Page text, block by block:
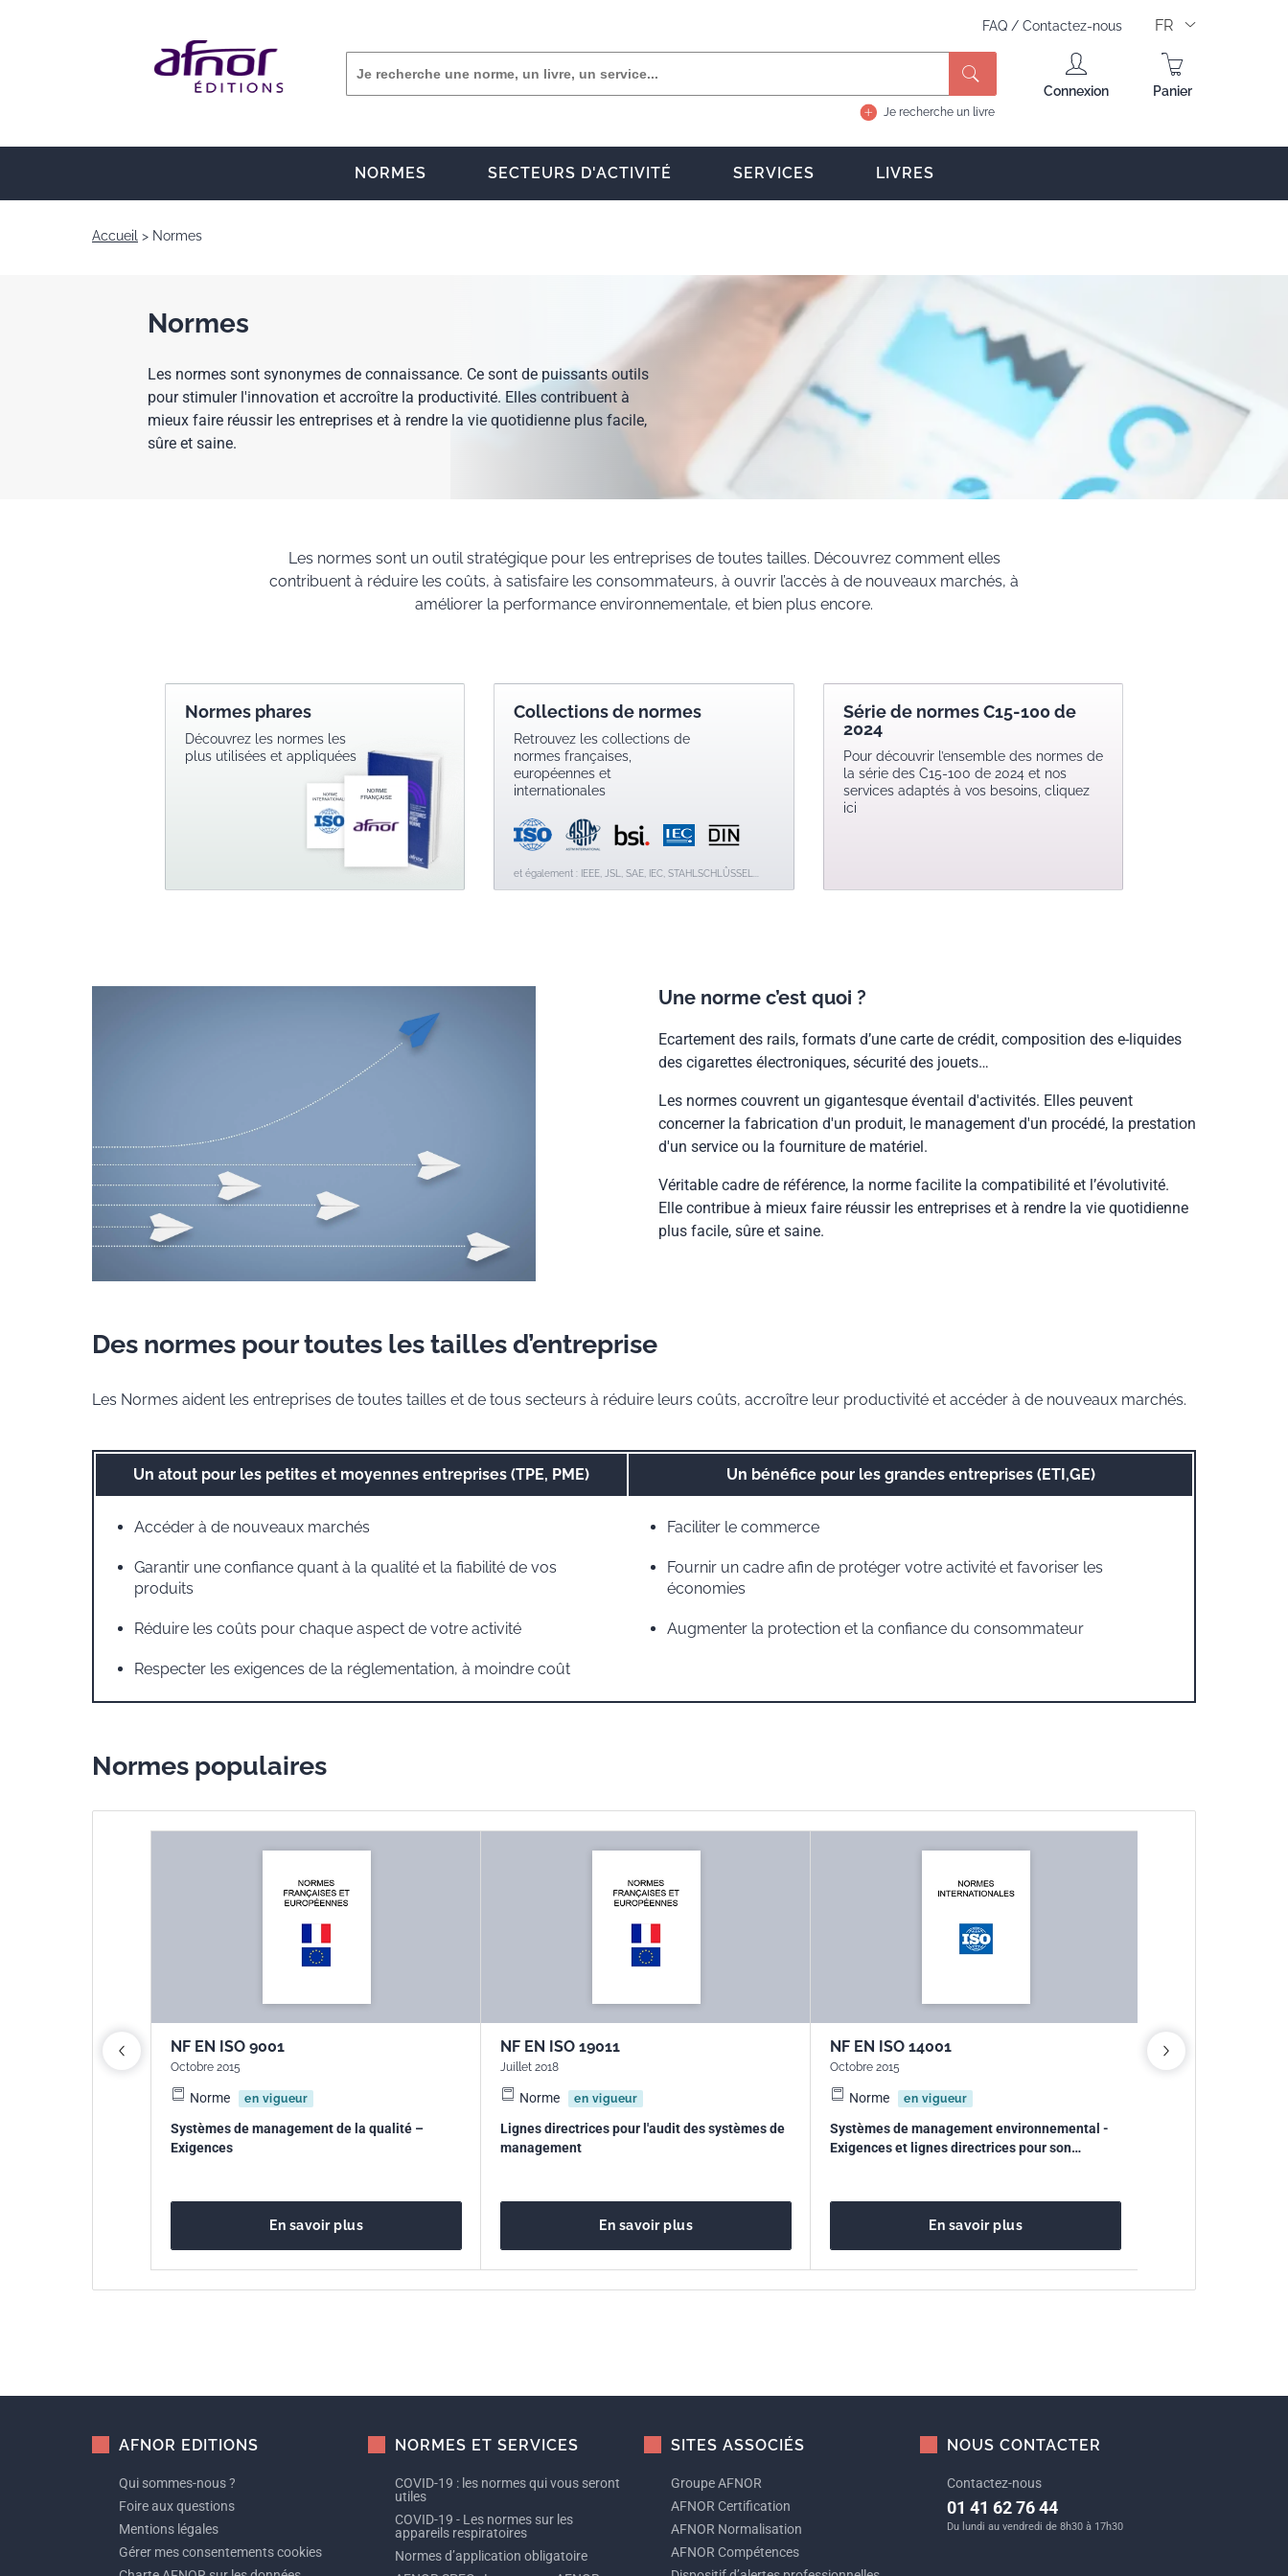
FAQ / Contactez-nous FR
Je recherche un livre
Connexion Panier
NORMES SECTEURS D'ACTIVITÉ SERVICES LIVRES
Accueil Normes
Normes
Les normes sont synonymes de connaissance. Ce sont de puissants outils
pour stimuler l'innovation et accroître la productivité. Elles contribuent à
mieux faire réussir les entreprises et à rendre la vie quotidienne plus facile,
sûre et saine.
Les normes sont un outil stratégique pour les entreprises de toutes tailles. Découvrez comment elles
contribuent à réduire les coûts, à satisfaire les consommateurs, à ouvrir l’accès à de nouveaux marchés, à
améliorer la performance environnementale, et bien plus encore.
Normes phares
Découvrez les normes les
plus utilisées et appliquées
Collections de normes
Retrouvez les collections de
normes françaises,
européennes et
internationales
et également : IEEE, JSL, SAE, IEC, STAHLSCHLÛSSEL...
Série de normes C15-100 de
2024
Pour découvrir l’ensemble des normes de
la série des C15-100 de 2024 et nos
services adaptés à vos besoins, cliquez
ici
Une norme c’est quoi ?
Ecartement des rails, formats d’une carte de crédit, composition des e-liquides
des cigarettes électroniques, sécurité des jouets…
Les normes couvrent un gigantesque éventail d'activités. Elles peuvent
concerner la fabrication d'un produit, le management d'un procédé, la prestation
d'un service ou la fourniture de matériel.
Véritable cadre de référence, la norme facilite la compatibilité et l’évolutivité.
Elle contribue à mieux faire réussir les entreprises et à rendre la vie quotidienne
plus facile, sûre et saine.
Des normes pour toutes les tailles d’entreprise
Les Normes aident les entreprises de toutes tailles et de tous secteurs à réduire leurs coûts, accroître leur productivité et accéder à de nouveaux marchés.
Un atout pour les petites et moyennes entreprises (TPE, PME) Un bénéfice pour les grandes entreprises (ETI,GE)
Accéder à de nouveaux marchés
Garantir une confiance quant à la qualité et la fiabilité de vos
produits
Réduire les coûts pour chaque aspect de votre activité
Respecter les exigences de la réglementation, à moindre coût
Faciliter le commerce
Fournir un cadre afin de protéger votre activité et favoriser les
économies
Augmenter la protection et la confiance du consommateur
Normes populaires
NF EN ISO 9001
Octobre 2015
Norme en vigueur
Systèmes de management de la qualité –
Exigences
En savoir plus
NF EN ISO 19011
Juillet 2018
Norme en vigueur
Lignes directrices pour l'audit des systèmes de
management
En savoir plus
NF EN ISO 14001
Octobre 2015
Norme en vigueur
Systèmes de management environnemental -
Exigences et lignes directrices pour son
En savoir plus
NF ISO 26000
AFNOR EDITIONS
Qui sommes-nous ?
Foire aux questions
Mentions légales
Gérer mes consentements cookies
NORMES ET SERVICES
COVID-19 : les normes qui vous seront
utiles
COVID-19 - Les normes sur les
appareils respiratoires
Normes d’application obligatoire
SITES ASSOCIÉS
Groupe AFNOR
AFNOR Certification
AFNOR Normalisation
AFNOR Compétences
NOUS CONTACTER
Contactez-nous
01 41 62 76 44
Du lundi au vendredi de 8h30 à 17h30